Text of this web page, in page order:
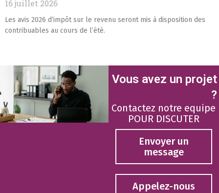
16 juillet 2026
Les avis 2026 d’impôt sur le revenu seront mis à disposition des
contribuables au cours de l’été.
Vous avez un projet
?
Contactez notre equipe
POUR DISCUTER
Envoyer un
message
Appelez-nous